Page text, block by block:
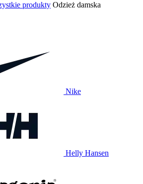
produkty Odzież damska
Nike
Helly Hansen